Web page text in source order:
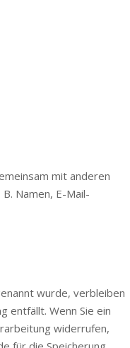
mit anderen
Namen, E-Mail-
wurde, verbleiben
entfällt. Wenn Sie ein
widerrufen,